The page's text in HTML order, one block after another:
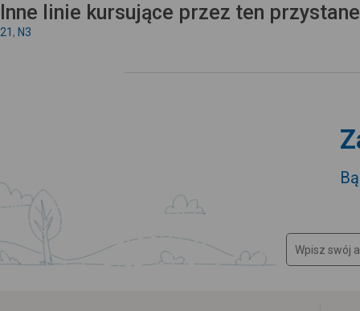
Inne linie kursujące przez ten
21 , N3